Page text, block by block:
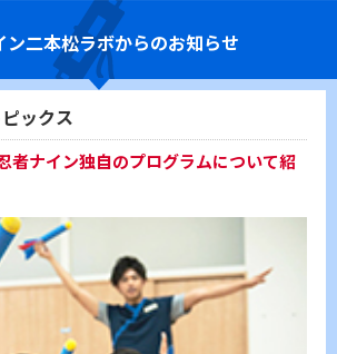
ン二本松ラボからのお知らせ
ックス
者ナイン独自のプログラムについて紹